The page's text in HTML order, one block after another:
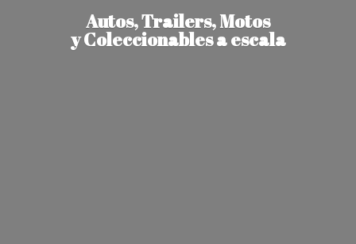
Autos, Trailers, Motos
y Coleccionablesa escala